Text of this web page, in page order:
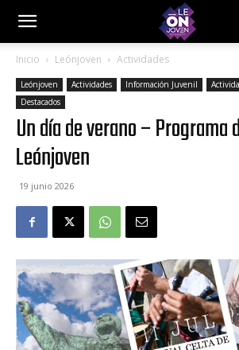
Inicio Leónjoven Actividades
Leónjoven Actividades Información Juvenil
Destacados
Un día de verano – Programa
Leónjoven
19 junio 2026